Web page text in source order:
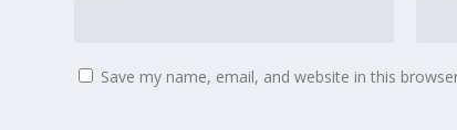
Save my name, email, and website in this